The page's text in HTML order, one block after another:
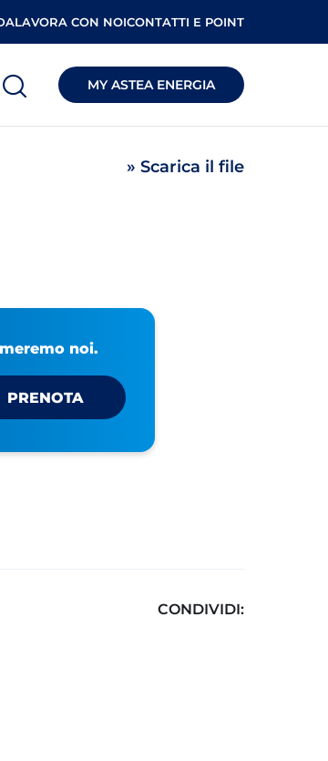
LAVORA CON NOICONTATTI E POINT
MY ASTEA ENERGIA
» Scarica il file
noi.
PRENOTA
CONDIVIDI: